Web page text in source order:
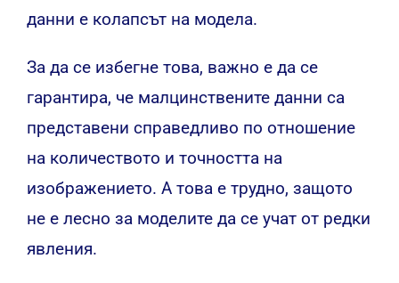
данни е колапсът на модела.
За да се избегне това, важно е да се
гарантира, че малцинствените данни са
представени справедливо по отношение
на количеството и точността на
изображението. А това е трудно, защото
не е лесно за моделите да се учат от редки
явления.